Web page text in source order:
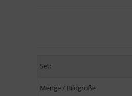
Set:
Menge / Bildgröße